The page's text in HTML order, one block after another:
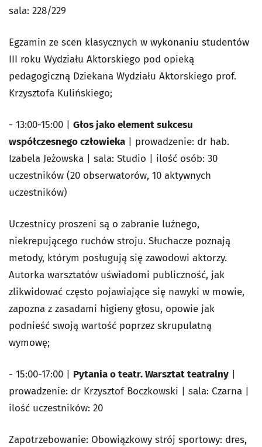
sala: 228/229
Egzamin ze scen klasycznych w wykonaniu studentów
III roku Wydziału Aktorskiego pod opieką
pedagogiczną Dziekana Wydziału Aktorskiego prof.
Krzysztofa Kulińskiego;
- 13:00-15:00 | Głos jako element sukcesu
współczesnego człowieka | prowadzenie: dr hab.
Izabela Jeżowska | sala: Studio | ilość osób: 30
uczestników (20 obserwatorów, 10 aktywnych
uczestników)
Uczestnicy proszeni są o zabranie luźnego,
niekrepującego ruchów stroju. Słuchacze poznają
metody, którym posługują się zawodowi aktorzy.
Autorka warsztatów uświadomi publiczność, jak
zlikwidować często pojawiające się nawyki w mowie,
zapozna z zasadami higieny głosu, opowie jak
podnieść swoją wartość poprzez skrupulatną
wymowę;
- 15:00-17:00 | Pytania o teatr. Warsztat teatralny
prowadzenie: dr Krzysztof Boczkowski | sala: Czarna |
ilość uczestników: 20
Zapotrzebowanie: Obowiązkowy strój sportowy: dres,